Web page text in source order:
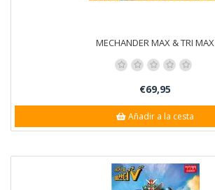
MECHANDER MAX & TRI MAX
€69,95
Añadir a la cesta